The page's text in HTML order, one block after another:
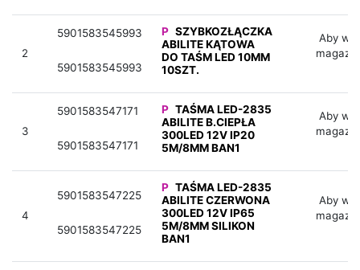
2
5901583545993
5901583545993
P SZYBKOZŁĄCZKA
ABILITE KĄTOWA
DO TAŚM LED 10MM
10SZT.
Aby
3
5901583547171
5901583547171
P TAŚMA LED-2835
ABILITE B.CIEPŁA
300LED 12V IP20
5M/8MM BAN1
Aby
4
5901583547225
5901583547225
P TAŚMA LED-2835
ABILITE CZERWONA
300LED 12V IP65
5M/8MM SILIKON
BAN1
Aby